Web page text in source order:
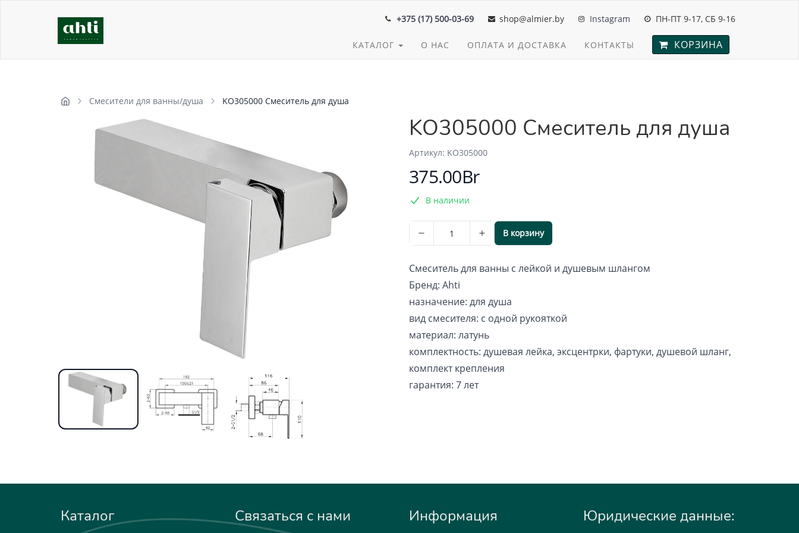
+375 (17) 500-03-69 shop@almier.by Instagram ПН-ПТ 9-17, СБ 9-16
КАТАЛОГ О НАС ОПЛАТА И ДОСТАВКА КОНТАКТЫ КОРЗИНА
Смесители для ванны/душа KO305000 Смеситель для душа
KO305000 Смеситель для душа
Aртикул: KO305000
375.00Br
В наличии
В корзину
Смеситель для ванны с лейкой и душевым шлангом
Бренд: Ahti
назначение: для душа
вид смесителя: с одной рукояткой
материал: латунь
комплектность: душевая лейка, эксцентрки, фартуки, душевой шланг,
комплект крепления
гарантия: 7 лет
Каталог Связаться с нами Информация Юридические данные: